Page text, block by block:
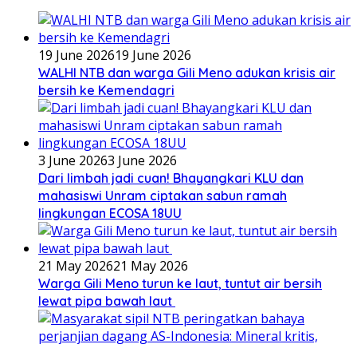
19 June 202619 June 2026
WALHI NTB dan warga Gili Meno adukan krisis air
bersih ke Kemendagri
3 June 20263 June 2026
Dari limbah jadi cuan! Bhayangkari KLU dan
mahasiswi Unram ciptakan sabun ramah
lingkungan ECOSA 18UU
21 May 202621 May 2026
Warga Gili Meno turun ke laut, tuntut air bersih
lewat pipa bawah laut